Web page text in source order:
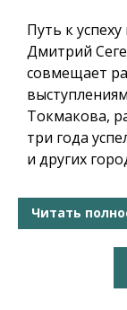
Путь к
Дмитрий
совмещает
Токмакова,
три года
и других
Читать